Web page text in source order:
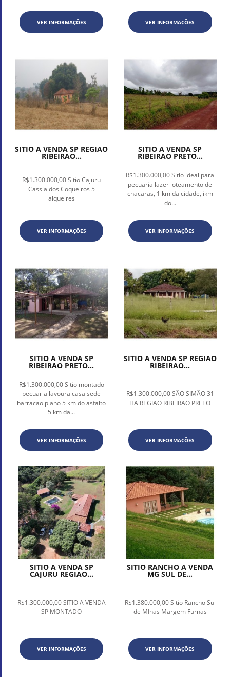
VER INFORMAÇÕES VER INFORMAÇÕES
SITIO A VENDA SP REGIAO
RIBEIRAO...
R$1.300.000,00 Sitio Cajuru
Cassia dos Coqueiros 5
alqueires
VER INFORMAÇÕES
SITIO A VENDA SP
RIBEIRAO PRETO...
R$1.300.000,00 Sitio ideal para
pecuaria lazer loteamento de
chacaras, 1 km da cidade, ikm
do...
VER INFORMAÇÕES
SITIO A VENDA SP
RIBEIRAO PRETO...
R$1.300.000,00 Sitio montado
pecuaria lavoura casa sede
barracao plano 5 km do asfalto
5 km da...
VER INFORMAÇÕES
SITIO A VENDA SP REGIAO
RIBEIRAO...
R$1.300.000,00 SÃO SIMÃO 31
HA REGIAO RIBEIRAO PRETO
VER INFORMAÇÕES
SITIO A VENDA SP
CAJURU REGIAO...
R$1.300.000,00 SITIO A VENDA
SP MONTADO
VER INFORMAÇÕES
SITIO RANCHO A VENDA
MG SUL DE...
R$1.380.000,00 Sitio Rancho Sul
de MInas Margem Furnas
VER INFORMAÇÕES